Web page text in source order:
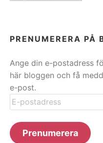
PRENUMERERA PÅ
Ange din e-postadress
här bloggen och få
e-post.
E-
postadress
Prenumerera